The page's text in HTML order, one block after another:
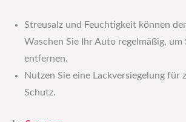
Streusalz und Feuchtigkeit können
Waschen Sie Ihr Auto regelmäßig, um
entfernen.
Nutzen Sie eine Lackversiegelung für
Schutz.